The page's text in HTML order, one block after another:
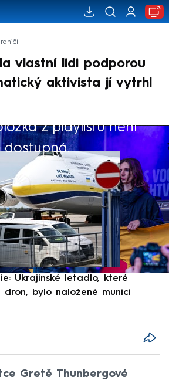
vlastní lidi podporou
aktivista jí vytrhl
z playlistu není
dostupná.
Ukrajinské letadlo, které
dron, bylo naložené municí
Gretě Thunbergové